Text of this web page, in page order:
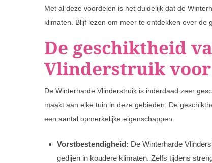
Met al deze voordelen is het duidelijk dat de
klimaten. Blijf lezen om meer te ontdekken over de
De geschiktheid
Vlinderstruik
De Winterharde Vlinderstruik is inderdaad zeer
maakt aan elke tuin in deze gebieden. De
een aantal opmerkelijke eigenschappen:
Vorstbestendigheid: De Winterharde
gedijen in koudere klimaten. Zelfs tijdens